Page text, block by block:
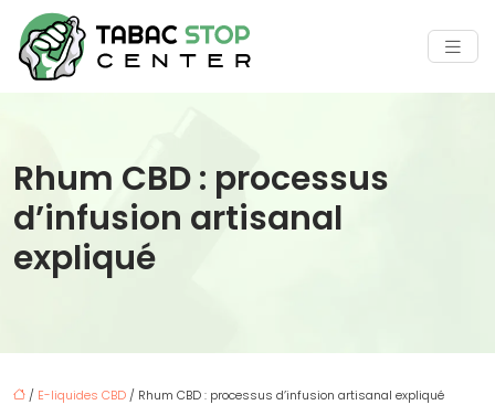
Rhum CBD : processus
d’infusion artisanal
expliqué
/ E-liquides CBD / Rhum CBD : processus d’infusion artisanal expliqué